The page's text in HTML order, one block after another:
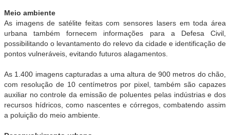
Meio ambiente
As imagens de satélite feitas com sensores lasers em toda área
urbana também fornecem informações para a Defesa Civil,
possibilitando o levantamento do relevo da cidade e identificação de
pontos vulneráveis, evitando futuros alagamentos.
As 1.400 imagens capturadas a uma altura de 900 metros do chão,
com resolução de 10 centímetros por pixel, também são capazes
auxiliar no controle da emissão de poluentes pelas indústrias e dos
recursos hídricos, como nascentes e córregos, combatendo assim
a poluição do meio ambiente.